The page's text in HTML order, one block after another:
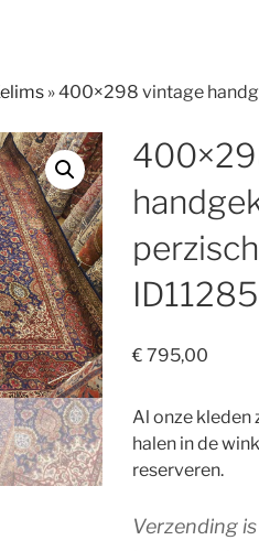
»400×298 vintage
ID11285
€ 795,00
Al onze kleden
halen in de
reserveren.
Verzending